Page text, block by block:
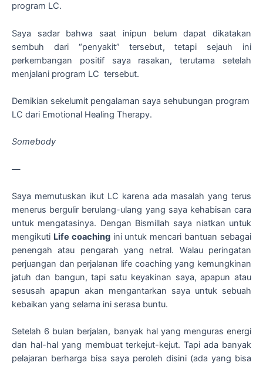
program LC.
Saya sadar bahwa saat inipun belum dapat dikatakan
sembuh dari “penyakit” tersebut, tetapi sejauh ini
perkembangan positif saya rasakan, terutama setelah
menjalani program LC tersebut.
Demikian sekelumit pengalaman saya sehubungan program
LC dari Emotional Healing Therapy.
Somebody
—
Saya memutuskan ikut LC karena ada masalah yang terus
menerus bergulir berulang-ulang yang saya kehabisan cara
untuk mengatasinya. Dengan Bismillah saya niatkan untuk
mengikuti Life coachingini untuk mencari bantuan sebagai
penengah atau pengarah yang netral. Walau peringatan
perjuangan dan perjalanan life coaching yang kemungkinan
jatuh dan bangun, tapi satu keyakinan saya, apapun atau
sesusah apapun akan mengantarkan saya untuk sebuah
kebaikan yang selama ini serasa buntu.
Setelah 6 bulan berjalan, banyak hal yang menguras energi
dan hal-hal yang membuat terkejut-kejut. Tapi ada banyak
pelajaran berharga bisa saya peroleh disini (ada yang bisa